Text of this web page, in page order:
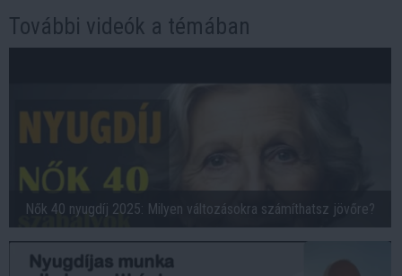
További videók a témában
Nők 40 nyugdíj 2025: Milyen változásokra számíthatsz jövőre?